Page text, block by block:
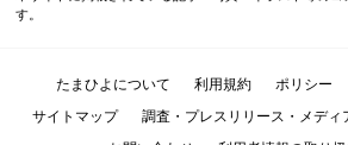
す。
たまひよについて 利用規約 ポリシー
サイトマップ
調査・プレスリリース・メディ